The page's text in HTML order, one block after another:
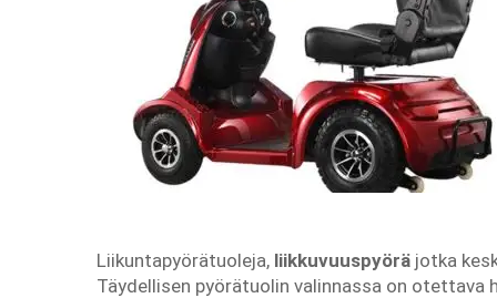
Liikuntapyörätuoleja, liikkuvuuspyörä jotka
Täydellisen pyörätuolin valinnassa on